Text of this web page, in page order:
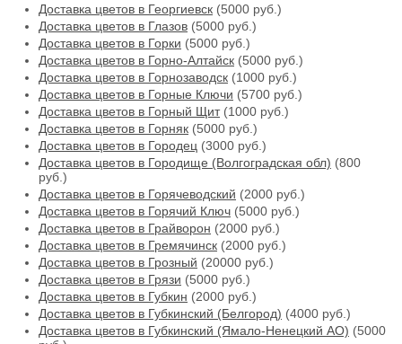
Доставка цветов в Георгиевск (5000 руб.)
Доставка цветов в Глазов (5000 руб.)
Доставка цветов в Горки (5000 руб.)
Доставка цветов в Горно-Алтайск (5000 руб.)
Доставка цветов в Горнозаводск (1000 руб.)
Доставка цветов в Горные Ключи (5700 руб.)
Доставка цветов в Горный Щит(1000 руб.)
Доставка цветов в Горняк (5000 руб.)
Доставка цветов в Городец (3000 руб.)
Доставка цветов в Городище (Волгоградская обл) (800
руб.)
Доставка цветов в Горячеводский (2000 руб.)
Доставка цветов в Горячий Ключ (5000 руб.)
Доставка цветов в Грайворон (2000 руб.)
Доставка цветов в Гремячинск (2000 руб.)
Доставка цветов в Грозный (20000 руб.)
Доставка цветов в Грязи (5000 руб.)
Доставка цветов в Губкин (2000 руб.)
Доставка цветов в Губкинский (Белгород) (4000 руб.)
Доставка цветов в Губкинский (Ямало-Ненецкий АО) (5000